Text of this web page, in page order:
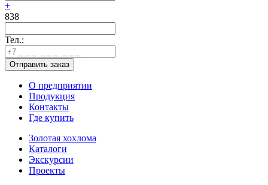
+
838
Тел.:
О предприятии
Продукция
Контакты
Где купить
Золотая хохлома
Каталоги
Экскурсии
Проекты